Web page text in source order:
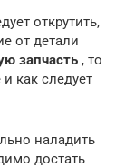
открутить,
от детали
запчасть , то
как следует
наладить
достать